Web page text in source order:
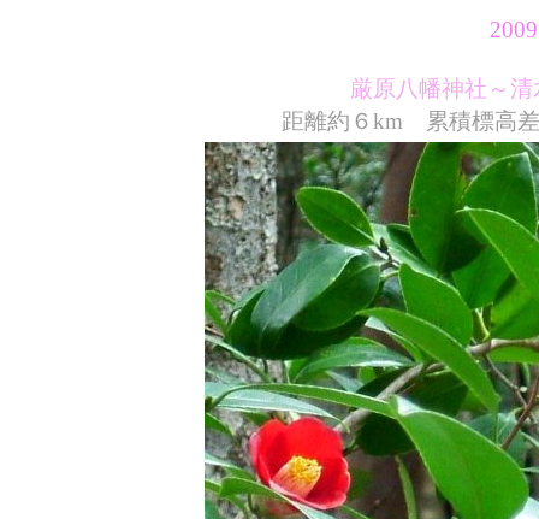
厳原八幡神社～
距離約６km 累積標